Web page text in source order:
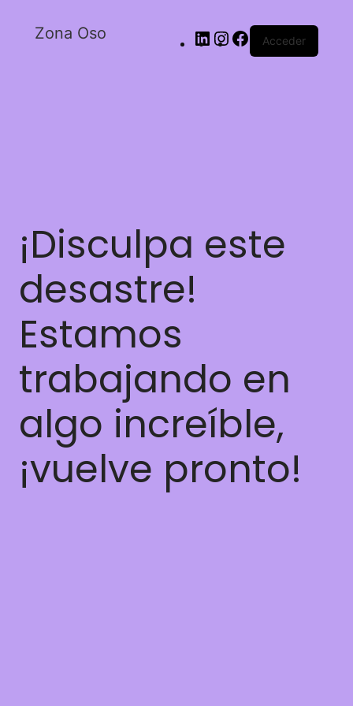
Zona Oso Acceder
¡Disculpa este
desastre!
Estamos
trabajando en
algo increíble,
¡vuelve pronto!